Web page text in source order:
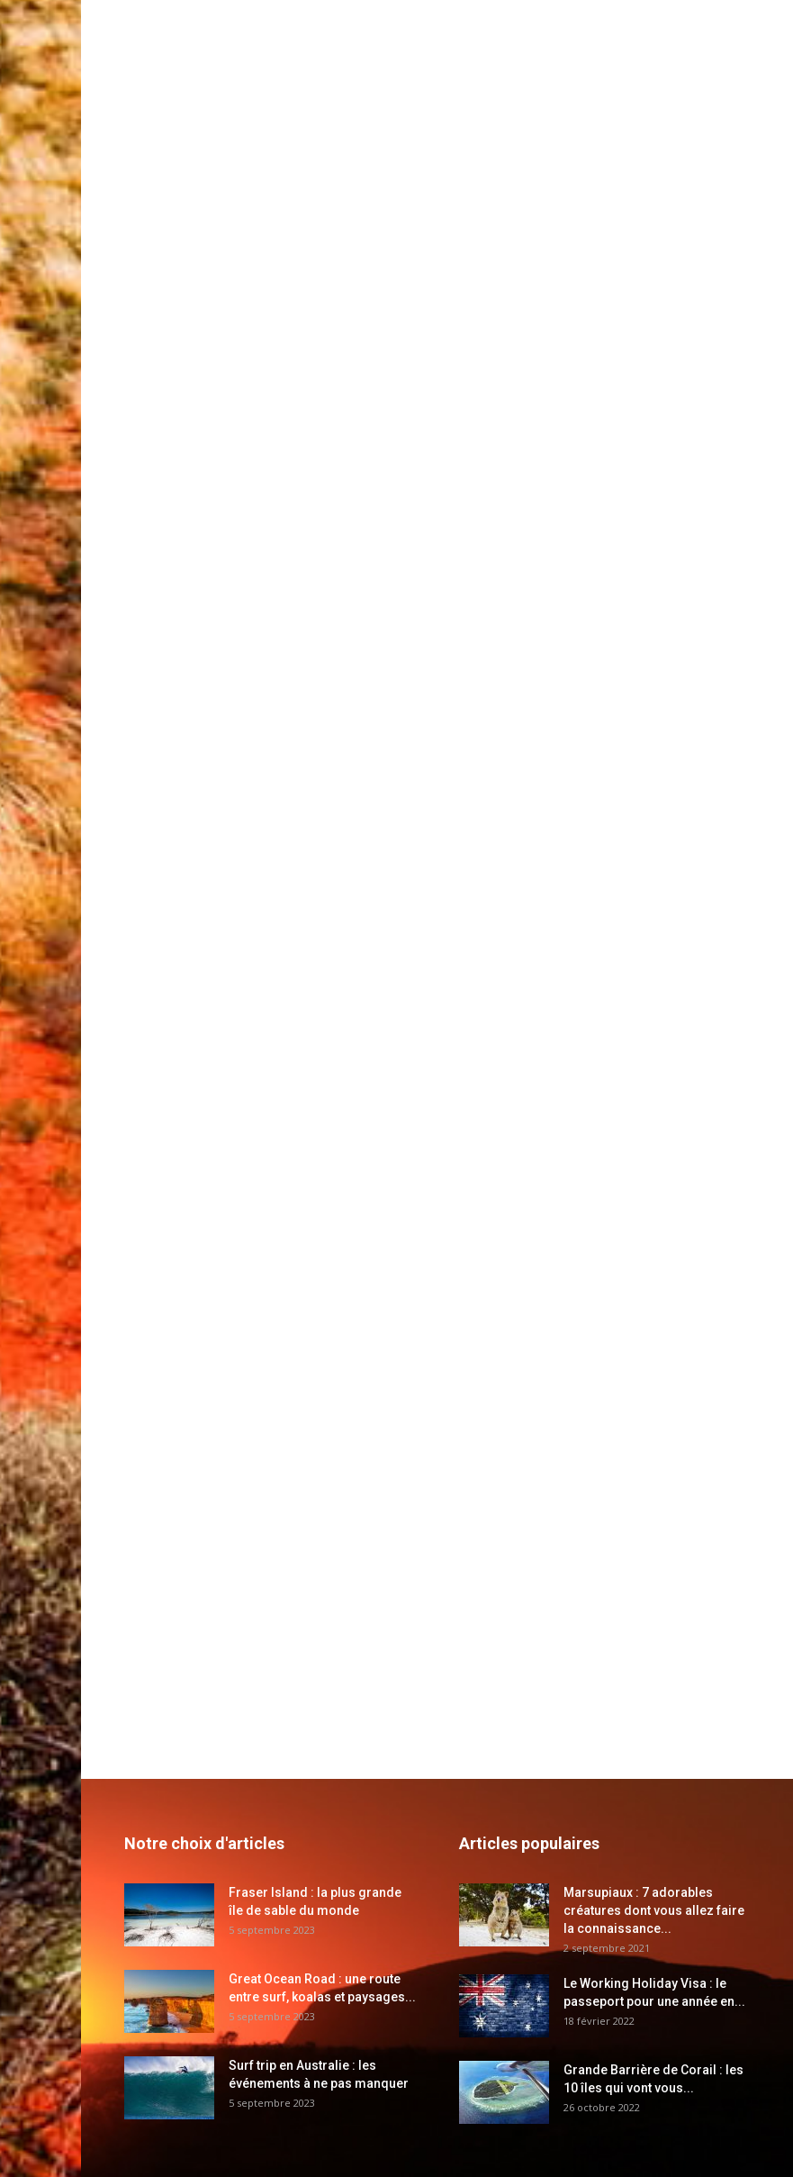
Notre choix d'articles
Fraser Island : la plus grande
île de sable du monde
5 septembre 2023
Great Ocean Road : une route
entre surf, koalas et paysages...
5 septembre 2023
Surf trip en Australie : les
événements à ne pas manquer
5 septembre 2023
Articles populaires
Marsupiaux : 7 adorables
créatures dont vous allez faire
la connaissance...
2 septembre 2021
Le Working Holiday Visa : le
passeport pour une année en...
18 février 2022
Grande Barrière de Corail : les
10 îles qui vont vous...
26 octobre 2022